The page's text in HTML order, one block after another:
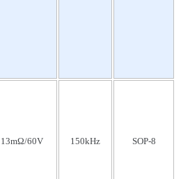
13mΩ/60V 150kHz SOP-8